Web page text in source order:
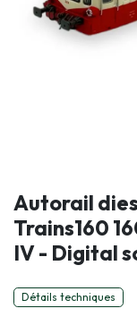
Autorail
Trains160
IV - Digital
Détails techniques